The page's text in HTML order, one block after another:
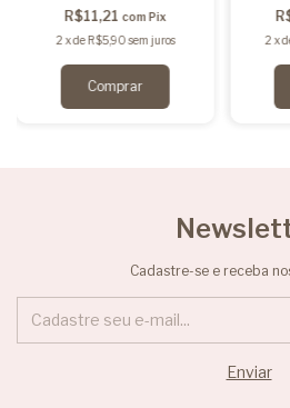
R$11,21 com Pix
2 xdeR$5,90sem juros
2 x
Cadastre-se e receba